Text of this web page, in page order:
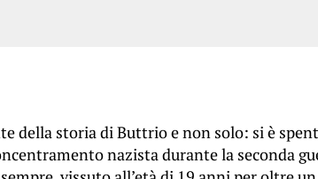
della storia di Buttrio e non solo: si è
nazista durante la seconda